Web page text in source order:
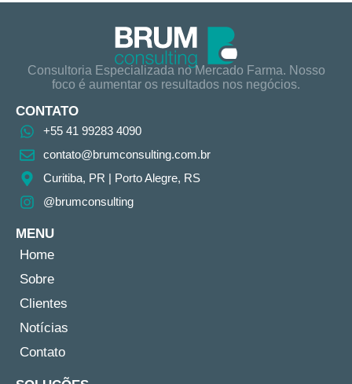
Consultoria Especializada no Mercado Farma. Nosso
foco é aumentar os resultados nos negócios.
CONTATO
+55 41 99283 4090
contato@brumconsulting.com.br​
Curitiba, PR​ | Porto Alegre, RS
@brumconsulting
MENU
Home
Sobre
Clientes
Notícias
Contato